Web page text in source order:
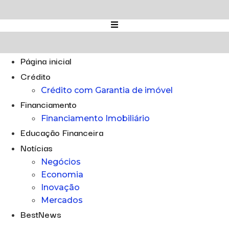
para
o
Página inicial
Crédito
Crédito com Garantia de imóvel
Financiamento
Financiamento Imobiliário
Educação Financeira
Notícias
Negócios
Economia
Inovação
Mercados
BestNews